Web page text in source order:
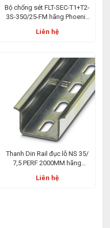
Bộ chống sét FLT-SEC-T1+T2-
3S-350/25-FM hãng Phoenix
Liên hệ
Thanh Din Rail đục lỗ NS 35/
7,5 PERF 2000MM hãng
Liên hệ